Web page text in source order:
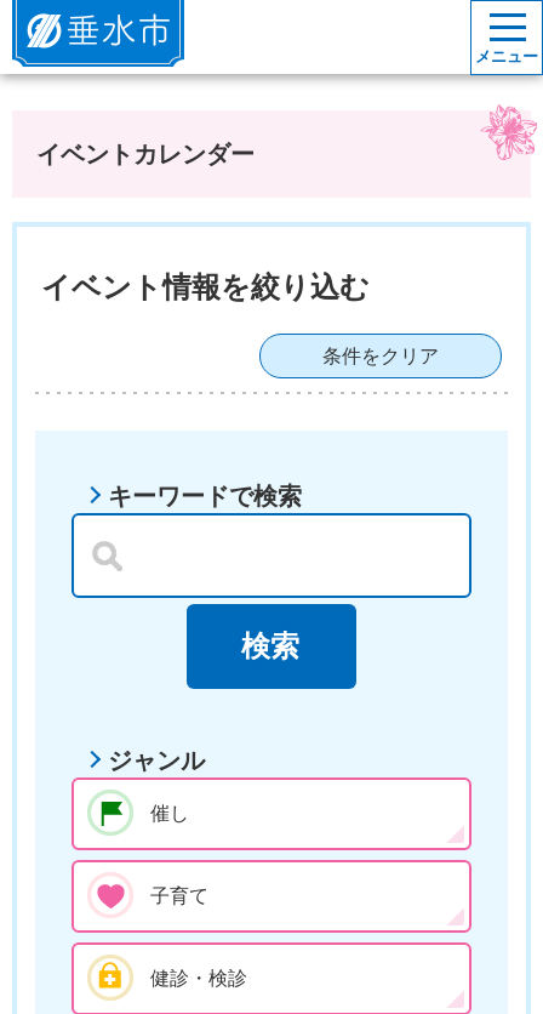
垂水市
メニュー
イベントカレンダー
イベント情報を絞り込む
条件をクリア
キーワードで検索
ジャンル
催し
子育て
健診・検診